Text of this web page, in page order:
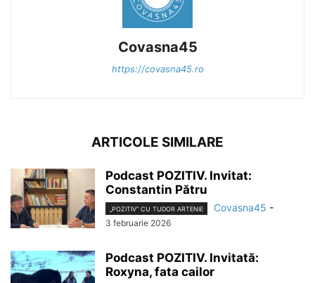
Covasna45
https://covasna45.ro
ARTICOLE SIMILARE
Podcast POZITIV. Invitat:
Constantin Pătru
„POZITIV” CU TUDOR ARTENIE Covasna45 -
3 februarie 2026
Podcast POZITIV. Invitată:
Roxyna, fata cailor